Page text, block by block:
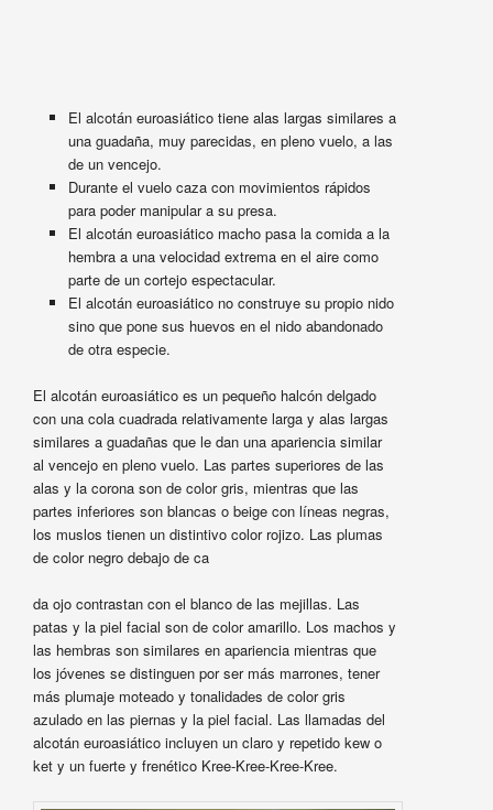
El alcotán euroasiático tiene alas largas similares a
una guadaña, muy parecidas, en pleno vuelo, a las
de un vencejo.
Durante el vuelo caza con movimientos rápidos
para poder manipular a su presa.
El alcotán euroasiático macho pasa la comida a la
hembra a una velocidad extrema en el aire como
parte de un cortejo espectacular.
El alcotán euroasiático no construye su propio nido
sino que pone sus huevos en el nido abandonado
de otra especie.
El alcotán euroasiático es un pequeño halcón delgado
con una cola cuadrada relativamente larga y alas largas
similares a guadañas que le dan una apariencia similar
al vencejo en pleno vuelo. Las partes superiores de las
alas y la corona son de color gris, mientras que las
partes inferiores son blancas o beige con líneas negras,
los muslos tienen un distintivo color rojizo. Las plumas
de color negro debajo de ca
da ojo contrastan con el blanco de las mejillas. Las
patas y la piel facial son de color amarillo. Los machos y
las hembras son similares en apariencia mientras que
los jóvenes se distinguen por ser más marrones, tener
más plumaje moteado y tonalidades de color gris
azulado en las piernas y la piel facial. Las llamadas del
alcotán euroasiático incluyen un claro y repetido kew o
ket y un fuerte y frenético Kree-Kree-Kree-Kree.